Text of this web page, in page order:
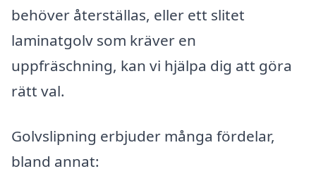
behöver återställas, eller ett slitet
laminatgolv som kräver en
uppfräschning, kan vi hjälpa dig att göra
rätt val.
Golvslipning erbjuder många fördelar,
bland annat: